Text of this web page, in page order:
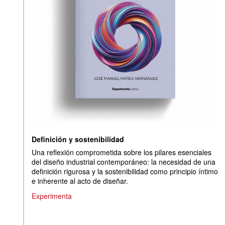
Definición y sostenibilidad
Una reflexión comprometida sobre los pilares esenciales
del diseño industrial contemporáneo: la necesidad de una
definición rigurosa y la sostenibilidad como principio íntimo
e inherente al acto de diseñar.
Experimenta